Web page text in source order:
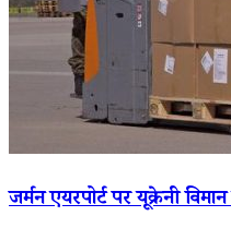
जर्मन एयरपोर्ट पर यूक्रेनी